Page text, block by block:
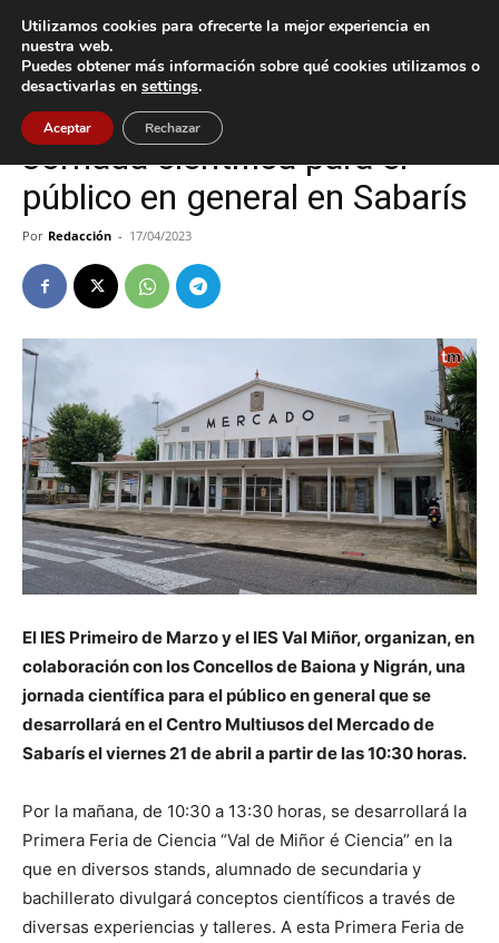
Inicio Baiona
Baiona Nigrán
Jornada científica para el
público en general en Sabarís
Por Redacción - 17/04/2023
El IES Primeiro de Marzo y el IES Val Miñor, organizan, en
colaboración con los Concellos de Baiona y Nigrán, una
jornada científica para el público en general que se
desarrollará en el Centro Multiusos del Mercado de
Sabarís el viernes 21 de abril a partir de las 10:30 horas.
Por la mañana, de 10:30 a 13:30 horas, se desarrollará la
Primera Feria de Ciencia “Val de Miñor é Ciencia” en la
que en diversos stands, alumnado de secundaria y
bachillerato divulgará conceptos científicos a través de
diversas experiencias y talleres. A esta Primera Feria de
Utilizamos cookies para ofrecerte la mejor experiencia en
nuestra web.
Puedes obtener más información sobre qué cookies utilizamos o
desactivarlas en settings.
Aceptar Rechazar